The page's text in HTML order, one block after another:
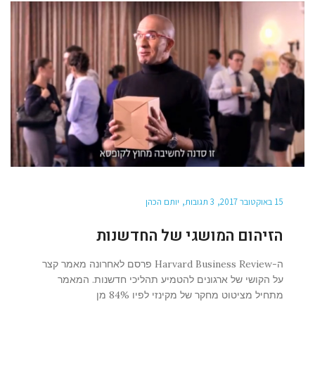
15 באוקטובר 2017 3 תגובות יותם הכהן
הזיהום המושגי של החדשנות
ה-Harvard Business Review פרסם לאחרונה מאמר קצר
על הקושי של ארגונים להטמיע תהליכי חדשנות. המאמר
מתחיל מציטוט מחקר של מקינזי לפיו 84% מן